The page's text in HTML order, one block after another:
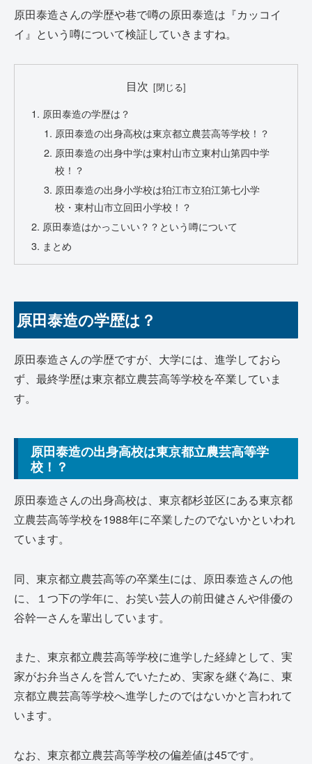
原田泰造さんの学歴や巷で噂の原田泰造は『カッコイ
イ』という噂について検証していきますね。
目次
原田泰造の学歴は？
原田泰造の出身高校は東京都立農芸高等学校！？
原田泰造の出身中学は東村山市立東村山第四中学
校！？
原田泰造の出身小学校は狛江市立狛江第七小学
校・東村山市立回田小学校！？
原田泰造はかっこいい？？という噂について
まとめ
原田泰造の学歴は？
原田泰造さんの学歴ですが、大学には、進学しておら
ず、最終学歴は東京都立農芸高等学校を卒業していま
す。
原田泰造の出身高校は東京都立農芸高等学
校！？
原田泰造さんの出身高校は、東京都杉並区にある東京都
立農芸高等学校を1988年に卒業したのでないかといわれ
ています。
同、東京都立農芸高等の卒業生には、原田泰造さんの他
に、１つ下の学年に、お笑い芸人の前田健さんや俳優の
谷幹一さんを輩出しています。
また、東京都立農芸高等学校に進学した経緯として、実
家がお弁当さんを営んでいたため、実家を継ぐ為に、東
京都立農芸高等学校へ進学したのではないかと言われて
います。
なお、東京都立農芸高等学校の偏差値は45です。